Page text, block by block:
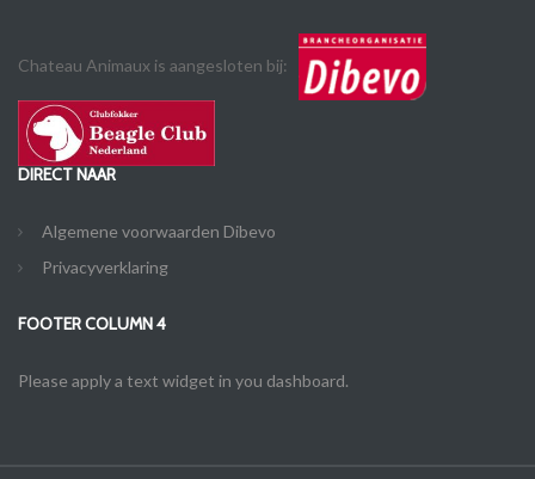
Chateau Animaux is aangesloten bij:
DIRECT NAAR
Algemene voorwaarden Dibevo
Privacyverklaring
FOOTER COLUMN 4
Please apply a text widget in you dashboard.